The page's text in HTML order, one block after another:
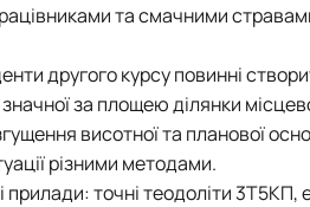
та смачними
другого курсу повинні
за площею ділянки
висотної та планової
різними методами.
точні теодоліти 3Т5КП,